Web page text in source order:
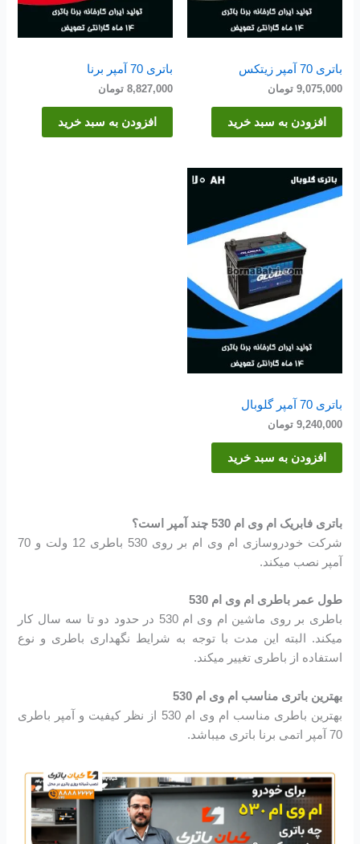
باتری 70 آمپر زیتکس
9,075,000 تومان
افزودن به سبد خرید
باتری 70 آمپر برنا
8,827,000 تومان
افزودن به سبد خرید
باتری 70 آمپر گلوبال
9,240,000 تومان
افزودن به سبد خرید
باتری فابریک ام وی ام 530 چند آمپر است؟
شرکت خودروسازی ام وی ام بر روی 530 باطری 12 ولت و 70
آمپر نصب میکند.
طول عمر باطری ام وی ام 530
باطری بر روی ماشین ام وی ام 530 در حدود دو تا سه سال کار
میکند. البته این مدت با توجه به شرایط نگهداری باطری و نوع
استفاده از باطری تغییر میکند.
بهترین باتری مناسب ام وی ام 530
بهترین باطری مناسب ام وی ام 530 از نظر کیفیت و آمپر باطری
70 آمپر اتمی برنا باتری میباشد.